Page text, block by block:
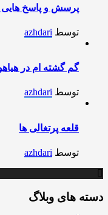
پرسش و پاسخ هایی
توسط azhdari
گم گشته ام در
توسط azhdari
قلعه پرتغالی ها
توسط azhdari
دسته های وبلاگ